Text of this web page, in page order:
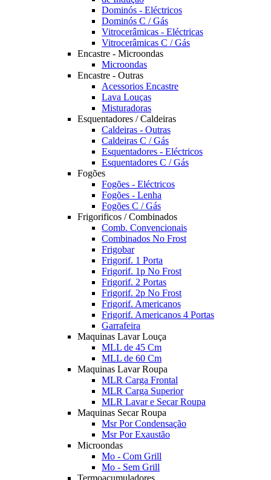
Dominós - Eléctricos
Dominós C / Gás
Vitrocerâmicas - Eléctricas
Vitrocerâmicas C / Gás
Encastre - Microondas
Microondas
Encastre - Outras
Acessorios Encastre
Lava Louças
Misturadoras
Esquentadores / Caldeiras
Caldeiras - Outras
Caldeiras C / Gás
Esquentadores - Eléctricos
Esquentadores C / Gás
Fogões
Fogões - Eléctricos
Fogões - Lenha
Fogões C / Gás
Frigorificos / Combinados
Comb. Convencionais
Combinados No Frost
Frigobar
Frigorif. 1 Porta
Frigorif. 1p No Frost
Frigorif. 2 Portas
Frigorif. 2p No Frost
Frigorif. Americanos
Frigorif. Americanos 4 Portas
Garrafeira
Maquinas Lavar Louça
MLL de 45 Cm
MLL de 60 Cm
Maquinas Lavar Roupa
MLR Carga Frontal
MLR Carga Superior
MLR Lavar e Secar Roupa
Maquinas Secar Roupa
Msr Por Condensação
Msr Por Exaustão
Microondas
Mo - Com Grill
Mo - Sem Grill
Termoacumuladores